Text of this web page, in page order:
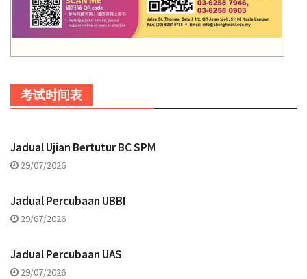
考试时间表
Jadual Ujian Bertutur BC SPM
29/07/2026
Jadual Percubaan UBBI
29/07/2026
Jadual Percubaan UAS
29/07/2026